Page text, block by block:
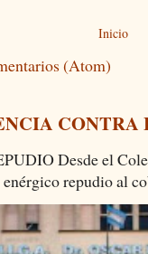
Inicio
(Atom)
Desde el
repudio al